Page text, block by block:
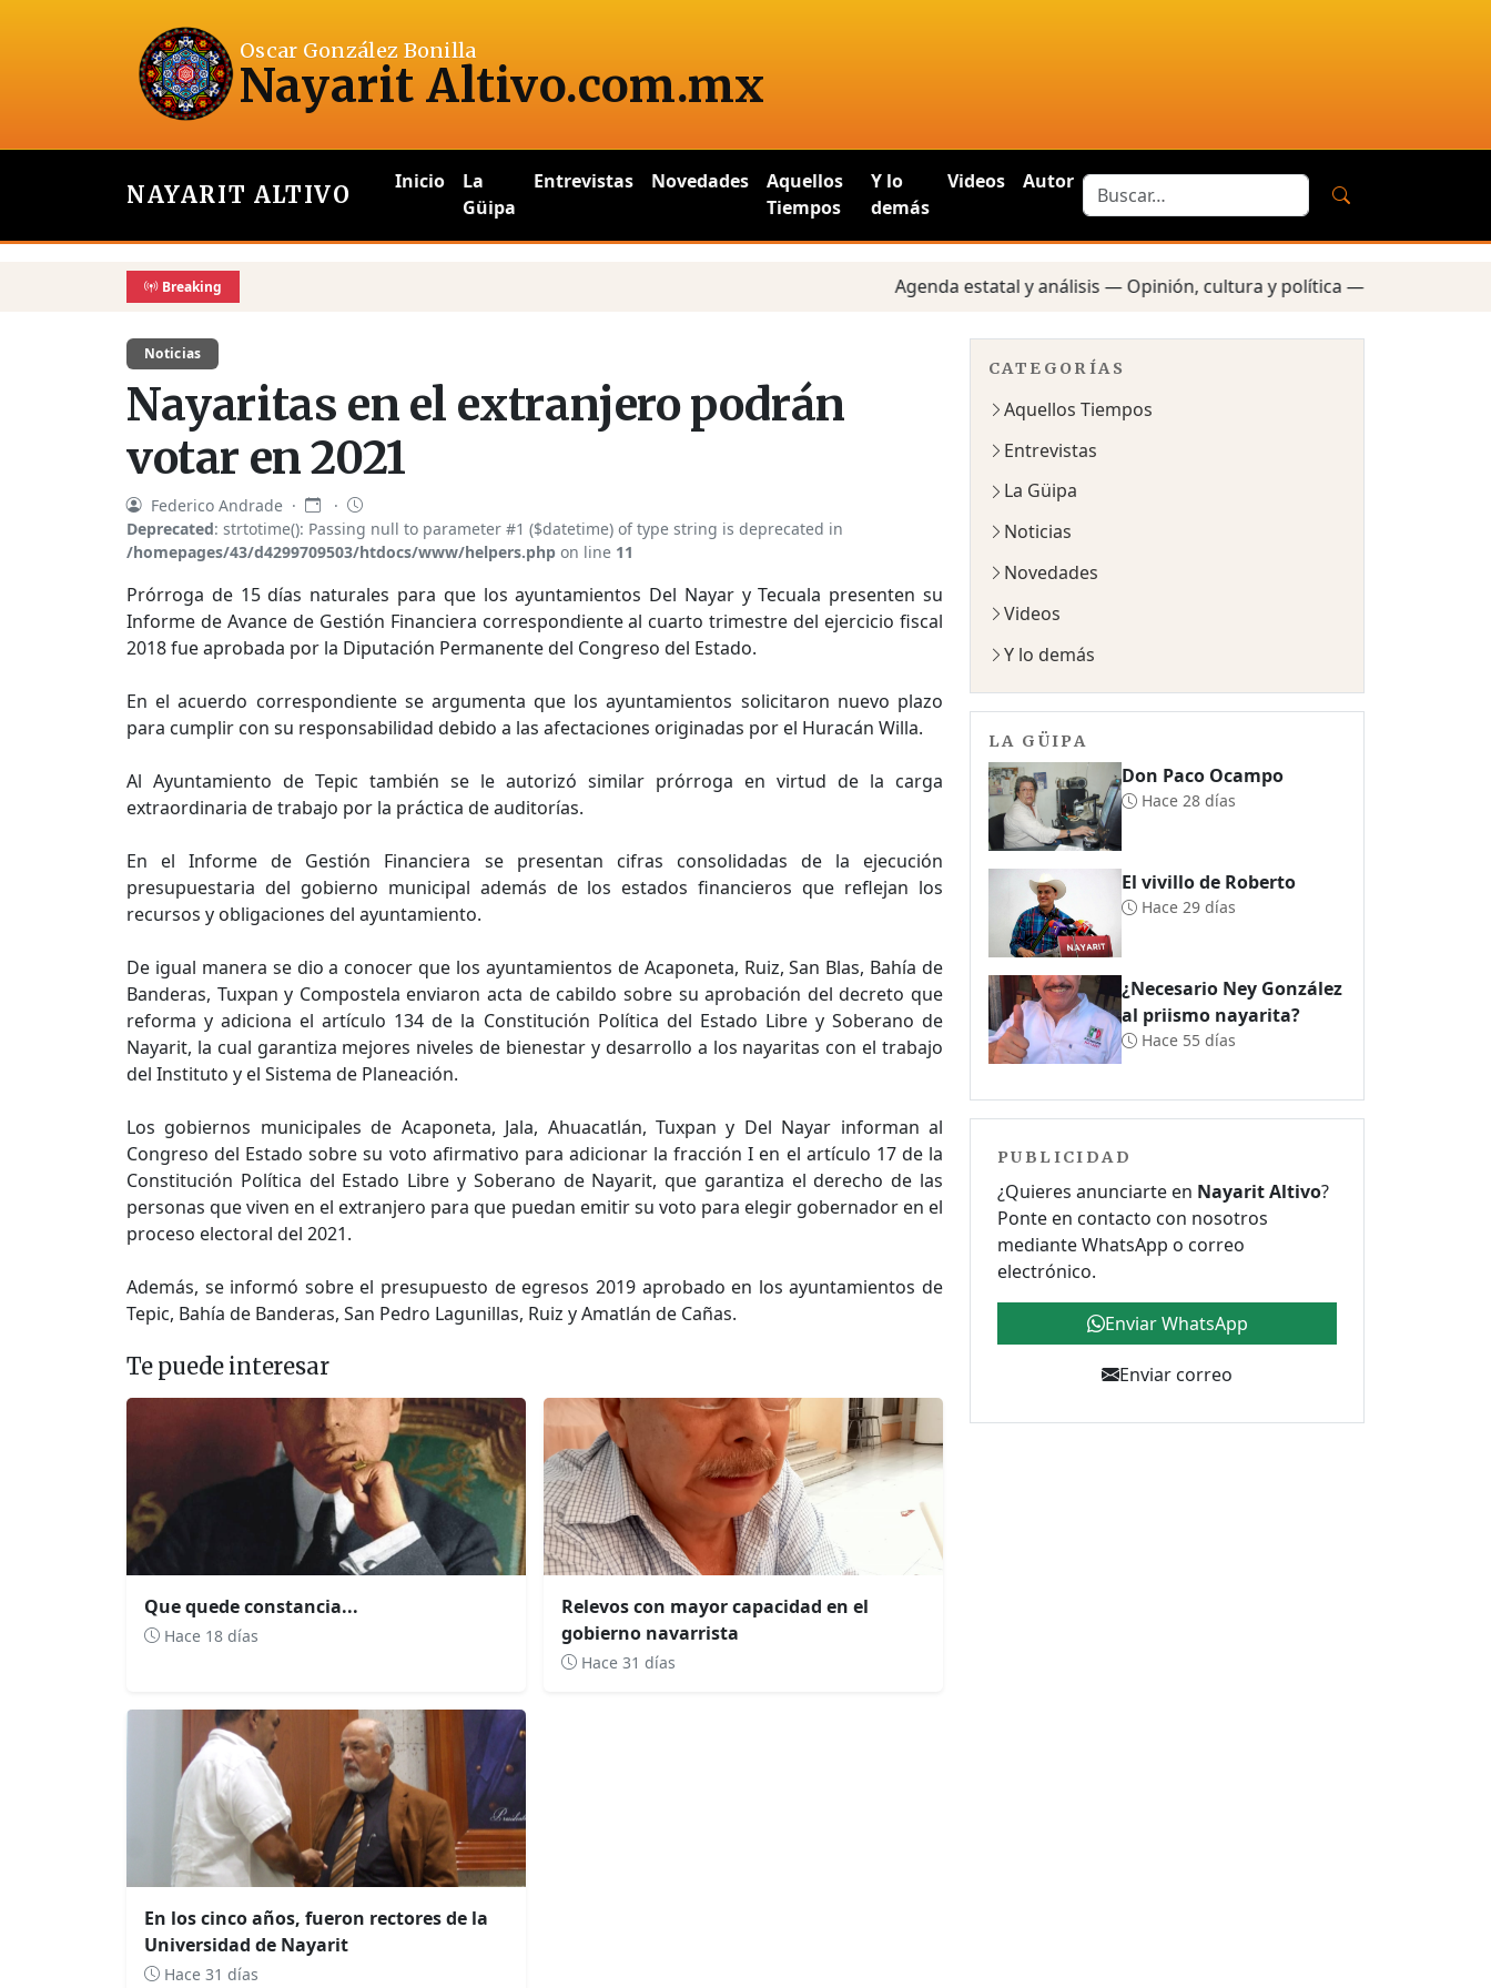
Oscar González Bonilla
Nayarit Altivo.com.mx
NAYARIT ALTIVO Inicio
La
Güipa
Entrevistas Novedades
Aquellos
Tiempos
Y lo
demás
Videos Autor
Breaking Agenda estatal y análisis — Opinión, cultura y política — Reportes locales
Noticias
Nayaritas en el extranjero podrán
votar en 2021
Federico Andrade ·
·
Deprecated: strtotime(): Passing null to parameter #1 ($datetime) of type string is deprecated in
/homepages/43/d4299709503/htdocs/www/helpers.php on line 11
Prórroga de 15 días naturales para que los ayuntamientos Del Nayar y Tecuala presenten su
Informe de Avance de Gestión Financiera correspondiente al cuarto trimestre del ejercicio fiscal
2018 fue aprobada por la Diputación Permanente del Congreso del Estado.
En el acuerdo correspondiente se argumenta que los ayuntamientos solicitaron nuevo plazo
para cumplir con su responsabilidad debido a las afectaciones originadas por el Huracán Willa.
Al Ayuntamiento de Tepic también se le autorizó similar prórroga en virtud de la carga
extraordinaria de trabajo por la práctica de auditorías.
En el Informe de Gestión Financiera se presentan cifras consolidadas de la ejecución
presupuestaria del gobierno municipal además de los estados financieros que reflejan los
recursos y obligaciones del ayuntamiento.
De igual manera se dio a conocer que los ayuntamientos de Acaponeta, Ruiz, San Blas, Bahía de
Banderas, Tuxpan y Compostela enviaron acta de cabildo sobre su aprobación del decreto que
reforma y adiciona el artículo 134 de la Constitución Política del Estado Libre y Soberano de
Nayarit, la cual garantiza mejores niveles de bienestar y desarrollo a los nayaritas con el trabajo
del Instituto y el Sistema de Planeación.
Los gobiernos municipales de Acaponeta, Jala, Ahuacatlán, Tuxpan y Del Nayar informan al
Congreso del Estado sobre su voto afirmativo para adicionar la fracción I en el artículo 17 de la
Constitución Política del Estado Libre y Soberano de Nayarit, que garantiza el derecho de las
personas que viven en el extranjero para que puedan emitir su voto para elegir gobernador en el
proceso electoral del 2021.
Además, se informó sobre el presupuesto de egresos 2019 aprobado en los ayuntamientos de
Tepic, Bahía de Banderas, San Pedro Lagunillas, Ruiz y Amatlán de Cañas.
Te puede interesar
Que quede constancia...
Hace 18 días
Relevos con mayor capacidad en el
gobierno navarrista
Hace 31 días
En los cinco años, fueron rectores de la
Universidad de Nayarit
Hace 31 días
CATEGORÍAS
Aquellos Tiempos
Entrevistas
La Güipa
Noticias
Novedades
Videos
Y lo demás
LA GÜIPA
Don Paco Ocampo
Hace 28 días
El vivillo de Roberto
Hace 29 días
¿Necesario Ney González
al priismo nayarita?
Hace 55 días
PUBLICIDAD
¿Quieres anunciarte en Nayarit Altivo?
Ponte en contacto con nosotros
mediante WhatsApp o correo
electrónico.
Enviar WhatsApp
Enviar correo